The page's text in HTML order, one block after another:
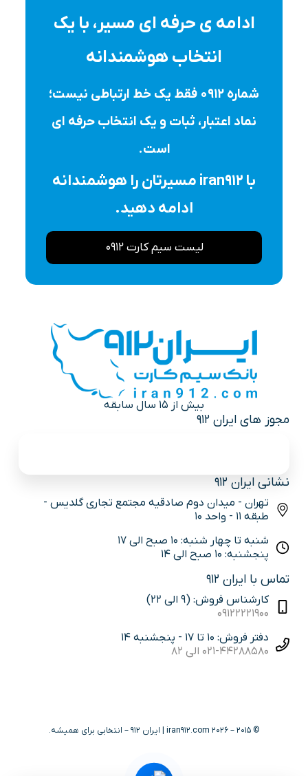
ادامه ی حرفه ای مسیر، با یک
انتخاب هوشمندانه
شماره ۰۹۱۲ فقط یک خط ارتباطی نیست؛
نماد اعتبار، ثبات و یک انتخاب حرفه ای
است.
با iran912 مسیرتان را هوشمندانه
ادامه دهید.
لیست سیم کارت 0912
بیش از 15 سال سابقه
نشانی ایران 912
تهران - میدان دوم صادقیه مجتمع تجاری گلدیس -
طبقه 11 - واحد 10
شنبه تا چهار شنبه: 10 صبح الی 17
پنجشنبه: 10 صبح الی 14
تماس با ایران 912
کارشناس فروش: (9 الی 22)
09122221900
دفتر فروش: 10 تا 17 - پنجشنبه 14
021-44288580 الی 82
مجوز های ایران 912
© 2015 – 2026 iran912.com | ایران 912 – انتخابی برای همیشه.